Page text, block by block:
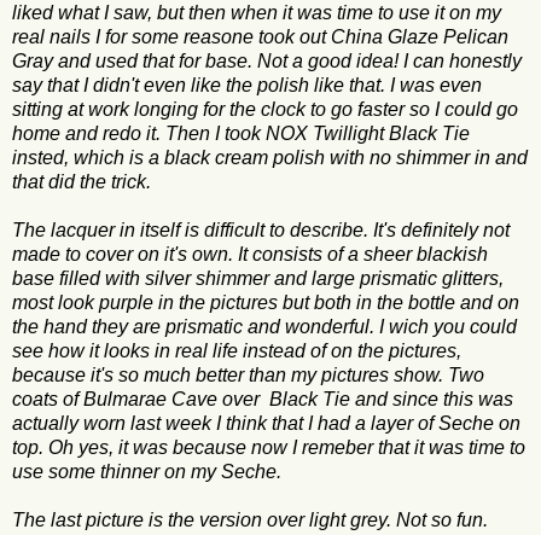
liked what I saw, but then when it was time to use it on my
real nails I for some reasone took out China Glaze Pelican
Gray and used that for base. Not a good idea! I can honestly
say that I didn't even like the polish like that. I was even
sitting at work longing for the clock to go faster so I could go
home and redo it. Then I took NOX Twillight Black Tie
insted, which is a black cream polish with no shimmer in and
that did the trick.
The lacquer in itself is difficult to describe. It's definitely not
made to cover on it's own. It consists of a sheer blackish
base filled with silver shimmer and large prismatic glitters,
most look purple in the pictures but both in the bottle and on
the hand they are prismatic and wonderful. I wich you could
see how it looks in real life instead of on the pictures,
because it's so much better than my pictures show. Two
coats of Bulmarae Cave over Black Tie and since this was
actually worn last week I think that I had a layer of Seche on
top. Oh yes, it was because now I remeber that it was time to
use some thinner on my Seche.
The last picture is the version over light grey. Not so fun.